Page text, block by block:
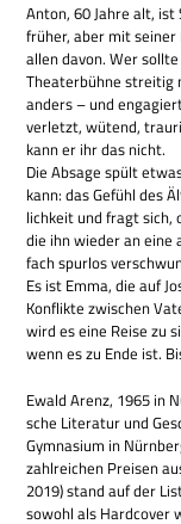
Anton, 60 Jahre alt,
frü­her, aber mit
allen davon. Wer
Thea­ter­bühne strei­tig
anders – und
ver­letzt, wütend,
kann er ihr das nicht.
Die Absage spült
kann: das Gefühl des
lich­keit und fragt sich,
die ihn wie­der an eine
fach spur­los
Es ist Emma, die auf
Kon­flikte zwi­schen
wird es eine Reise zu
wenn es zu Ende ist.
Ewald Arenz, 1965 in
sche Lite­ra­tur und
Gym­na­sium in
zahl­rei­chen Prei­sen
2019) stand auf der
sowohl als Hard­co­ver